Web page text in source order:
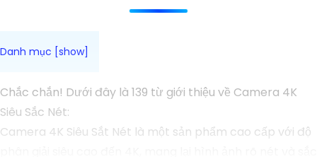
Chắc chắn! Dưới đây là 139 từ giới thiệu về Camera 4K
Siêu Sắc Nét:
Camera 4K Siêu Sắt Nét là một sản phẩm cao cấp với độ